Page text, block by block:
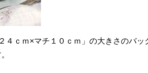
４ｃｍ×マチ１０ｃｍ」の大きさのバッ